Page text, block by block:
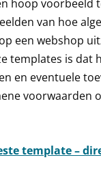
hoop voorbeeld
van hoe
een webshop
templates is dat
en eventuele
voorwaarden
template –